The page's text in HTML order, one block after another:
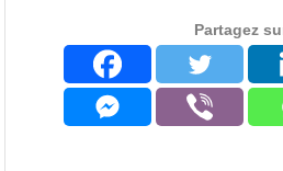
Partagez